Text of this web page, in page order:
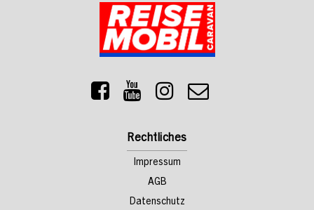
Rechtliches
Impressum
AGB
Datenschutz